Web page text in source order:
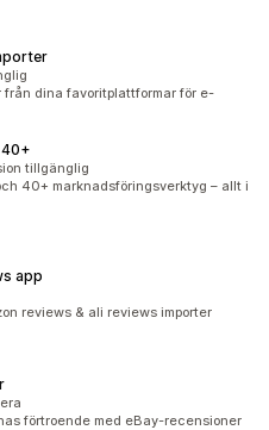
dina favoritplattformar för e-
40+
tillgänglig
40+ marknadsföringsverktyg – allt i
app
reviews & ali reviews importer
förtroende med eBay-recensioner